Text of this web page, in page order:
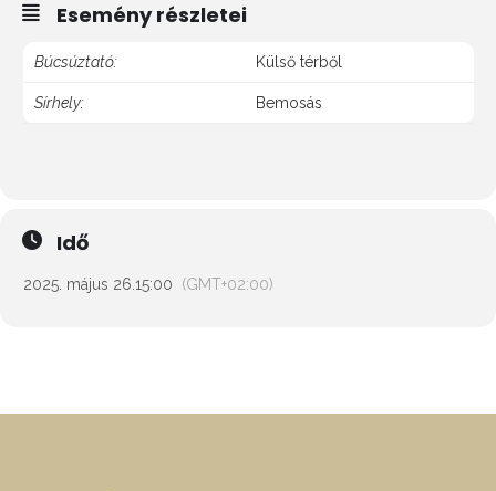
Esemény részletei
Búcsúztató: Külső térből
Sírhely: Bemosás
Idő
2025. május 26. 15:00 (GMT+02:00)